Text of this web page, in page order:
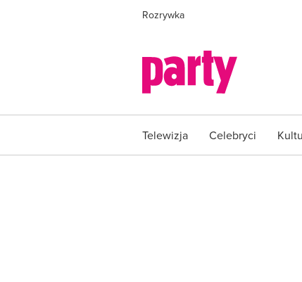
Rozrywka
Telewizja Celebryci